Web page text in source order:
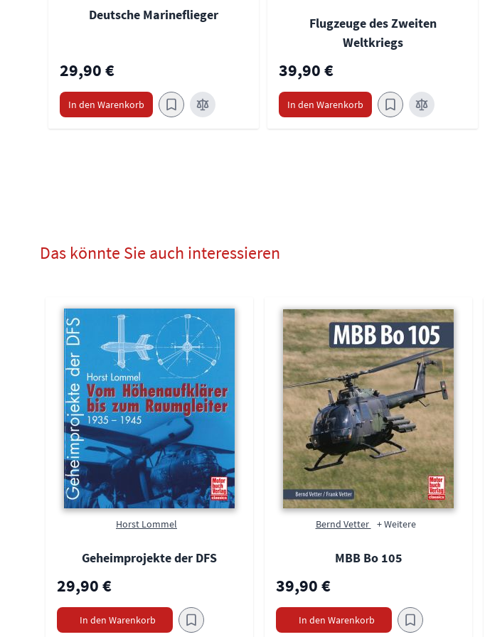
Deutsche Marineflieger
29,90 €
In den Warenkorb
Flugzeuge des Zweiten
Weltkriegs
39,90 €
In den Warenkorb
Das könnte Sie auch interessieren
Horst Lommel
Geheimprojekte der DFS
29,90 €
In den Warenkorb
Bernd Vetter + Weitere
MBB Bo 105
39,90 €
In den Warenkorb